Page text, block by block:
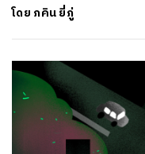
โดย ภคิน ยี่ภู่